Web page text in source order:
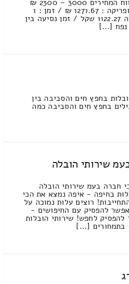
2469.31 ₪ / אלה שבטווח המחירים 3000 – 2300 ₪
עבודות סבלות , טעינה ופריקה : 1271.67 ₪ / זמן : 1
שעות 1 דקות מחיר נסיעה 1122.27 שקל / זמן נסיעה בין
בחפץ חים והסביבה בין
בחפץ חים והסביבה כמה
שירותי הובלה
מערבי חברה בעמ שירותי הובלה
בחיפה - איפה נמצא את הכי
רוצים עלות נמוכה על
להפסיק עם החיפושים -
להפסיק לחפש! שירותי הובלות
בתמחורים [...]